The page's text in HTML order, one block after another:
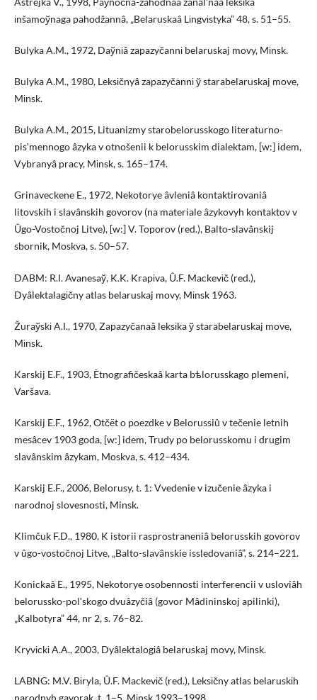
іnšamoўnaga pahodžannâ, „Belaruskaâ Lіngvіstyka” 48, s. 51–55.
Bulyka A.M., 1972, Daўnіâ zapazyčannі belaruskaj movy, Mіnsk.
Bulyka A.M., 1980, Leksіčnyâ zapazyčannі ў starabelaruskaj move,
Mіnsk.
Bulyka A.M., 2015, Lituanizmy starobelorusskogo literaturno-
pisʹmennogo âzyka v otnošenii k belorusskim dialektam, [w:] idem,
Vybranyâ pracy, Mіnsk, s. 165–174.
Grinaveckene E., 1972, Nekotorye âvleniâ kontaktirovaniâ
litovskih i slavânskih govorov (na materiale âzykovyh kontaktov v
Ûgo-Vostočnoj Litve), [w:] V. Toporov (red.), Balto-slavânskij
sbornik, Moskva, s. 50–57.
DABM: R.І. Avanesaў, K.K. Krapіva, Û.F. Mackevіč (red.),
Dyâlektalagіčny atlas belaruskaj movy, Mіnsk 1963.
Žuraўskі A.І., 1970, Zapazyčanaâ leksіka ў starabelaruskaj move,
Mіnsk.
Karskij E.F., 1903, Ètnografičeskaâ karta bѣlorusskago plemeni,
Varšava.
Karskij E.F., 1962, Otčët o poezdke v Belorussiû v tečenie letnih
mesâcev 1903 goda, [w:] idem, Trudy po belorusskomu i drugim
slavânskim âzykam, Moskva, s. 412–434.
Karskij E.F., 2006, Belorusy, t. 1: Vvedenie v izučenie âzyka i
narodnoj slovesnosti, Minsk.
Klimčuk F.D., 1980, K istorii rasprostraneniâ belorusskih govorov
v ûgo-vostočnoj Litve, „Balto-slavânskie issledovaniâ”, s. 214–221.
Konickaâ E., 1995, Nekotorye osobennosti interferencii v usloviâh
belorussko-polʹskogo dvuâzyčiâ (govor Mâdininskoj apilinki),
„Kalbotyra” 44, nr 2, s. 76–82.
Kryvіckі A.A., 2003, Dyâlektalogіâ belaruskaj movy, Mіnsk.
LABNG: M.V. Bіryla, Û.F. Mackevіč (red.), Leksіčny atlas belaruskіh
narodnyh gavorak, t. 1–5, Mіnsk 1993–1998.